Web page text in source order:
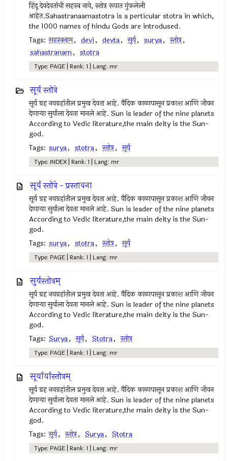
हिंदू देवदेवतांची सहस्त्र नावे, स्तोत्र रूपात गुंफलेली
आहेत.Sahastranaamastotra is a perticular stotra in which,
the 1000 names of hindu Gods are introdused.
Tags: सहस्त्रनाम, devi, devta, सूर्य, surya, स्तोत्र,
sahastranam, stotra
Type: PAGE | Rank: 1 | Lang: mr
सूर्य स्तोत्रे
सूर्य ग्रह नवग्रहांतील प्रमुख देवता आहे. वैदिक काळापासून प्रकाश आणि जीवन
देणार्‍या सुर्याला देवता मानले आहे. Sun is leader of the nine planets
According to Vedic literature,the main deity is the Sun-
god.
Tags: surya, stotra, स्तोत्र, सूर्य
Type: INDEX | Rank: 1 | Lang: mr
सूर्य स्तोत्रे - प्रस्तावना
सूर्य ग्रह नवग्रहांतील प्रमुख देवता आहे. वैदिक काळापासून प्रकाश आणि जीवन
देणार्‍या सुर्याला देवता मानले आहे. Sun is leader of the nine planets
According to Vedic literature,the main deity is the Sun-
god.
Tags: surya, stotra, स्तोत्र, सूर्य
Type: PAGE | Rank: 1 | Lang: mr
सुर्यस्तोत्रम्
सूर्य ग्रह नवग्रहांतील प्रमुख देवता आहे. वैदिक काळापासून प्रकाश आणि जीवन
देणार्‍या सुर्याला देवता मानले आहे. Sun is leader of the nine planets
According to Vedic literature,the main deity is the Sun-
god.
Tags: Surya, सूर्य, Stotra, स्तोत्र
Type: PAGE | Rank: 1 | Lang: mr
सूर्यार्यास्तोत्रम्
सूर्य ग्रह नवग्रहांतील प्रमुख देवता आहे. वैदिक काळापासून प्रकाश आणि जीवन
देणार्‍या सुर्याला देवता मानले आहे. Sun is leader of the nine planets
According to Vedic literature,the main deity is the Sun-
god.
Tags: सूर्य, स्तोत्र, Surya, Stotra
Type: PAGE | Rank: 1 | Lang: mr